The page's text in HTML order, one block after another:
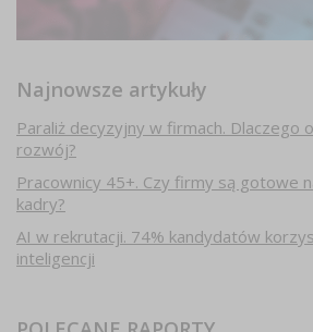
Najnowsze artykuły
Paraliż decyzyjny w firmach. Dlaczego
rozwój?
Pracownicy 45+. Czy firmy są gotowe
kadry?
AI w rekrutacji. 74% kandydatów
inteligencji